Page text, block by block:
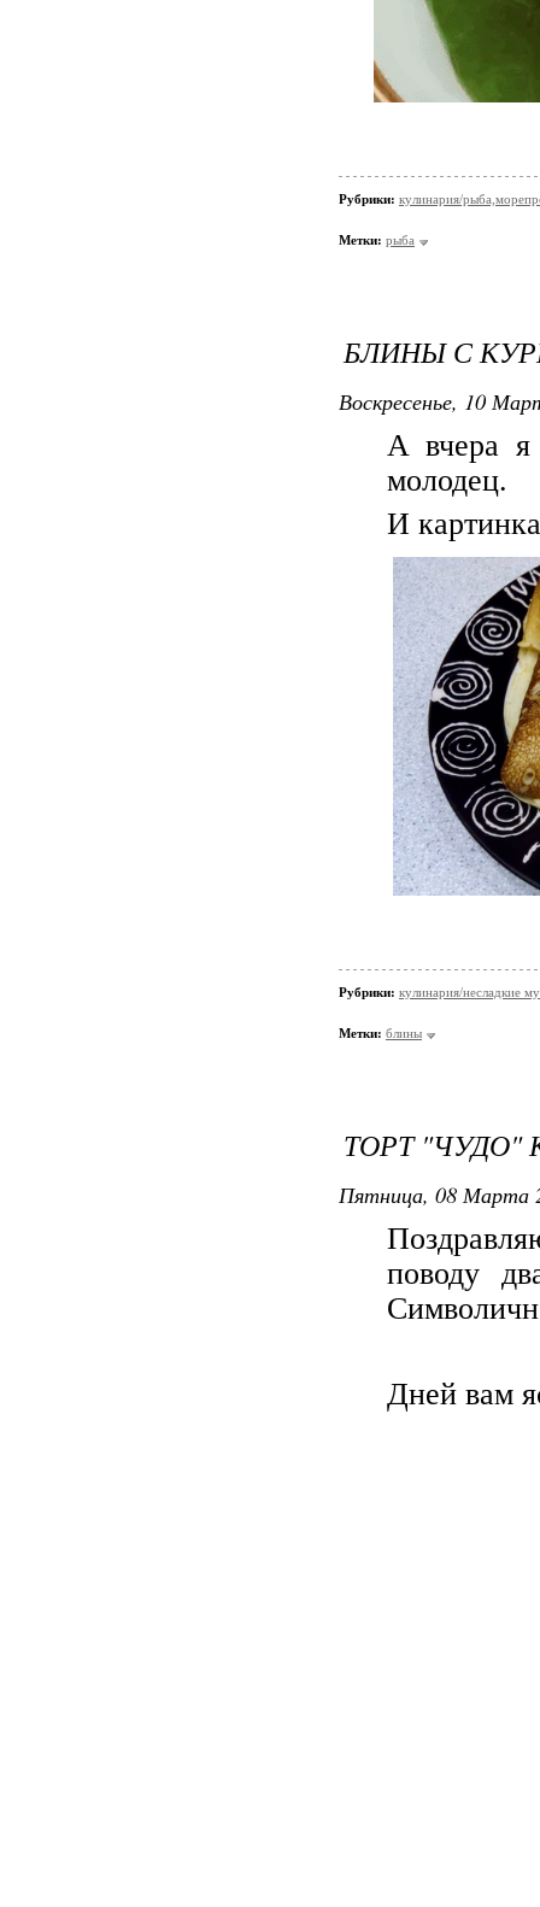
Рубрики: кулинария/
Метки: рыба
БЛИНЫ С
Воскресенье, 10
А вчера я
молодец.
И
Рубрики: кулинария/несладкие
Метки: блины
ТОРТ "ЧУДО"
Пятница, 08 Марта
поводу
Дней вам